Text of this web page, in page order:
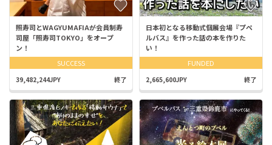
照寿司とWAGYUMAFIAが会員制寿
司屋「照寿司TOKYO」をオープ
ン！
SUCCESS
39,482,244JPY 終了
日本初となる移動式個展会場『プペ
ルバス』を作った話の本を作りた
い！
FUNDED
2,665,600JPY 終了